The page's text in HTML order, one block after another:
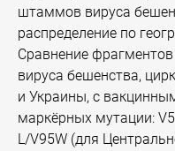
штаммов вируса
распределение по
Сравнение
вируса бешенства,
и Украины, с
маркёрных мутации:
L/V95W (для